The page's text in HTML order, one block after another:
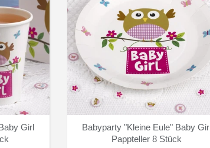
Girl
Babyparty "Kleine Eule" Baby Girl
Pappteller 8 Stück